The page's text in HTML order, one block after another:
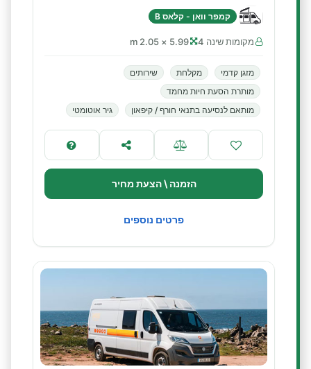
קמפר וואן - קלאס B
מקומות שינה 4 5.99 × 2.05 m
מזגן קדמי מקלחת
שירותים
מותרת הסעת חיות מחמד
מותאם לנסיעה בתנאי חורף / קיפאון
גיר אוטומטי
הזמנה \ הצעת מחיר
פרטים נוספים